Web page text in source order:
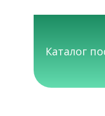
Каталог